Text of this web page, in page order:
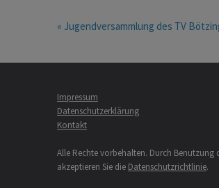
« Jugendversammlung des TV
Impressum
Datenschutzerklärung
Kontakt
Alle Rechte vorbehalten. Durch Benutzung
akzeptieren Sie die Datenschutzrichtlinie.